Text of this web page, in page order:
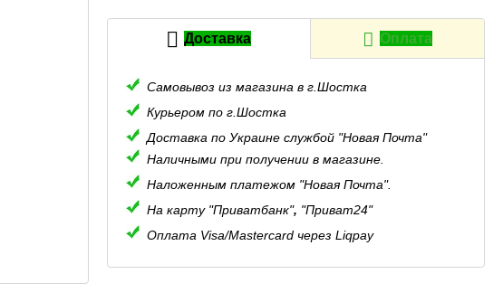
Доставка Оплата
Самовывоз из магазина в г.Шостка
Курьером по г.Шостка
Доставка по Украине службой "Новая Почта"
Наличными при получении в магазине.
Наложенным платежом "Новая Почта".
На карту "Приватбанк", "Приват24"
Оплата Visa/Mastercard через Liqpay